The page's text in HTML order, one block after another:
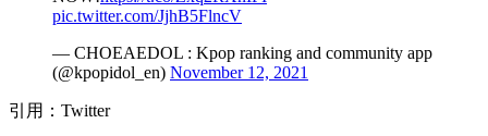
pic.twitter.com/JjhB5FlncV
— CHOEAEDOL : Kpop ranking and community app
(@kpopidol_en) November 12, 2021
引用：Twitter